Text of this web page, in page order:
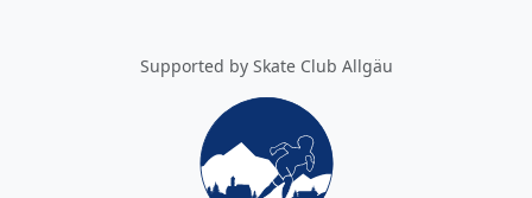
Supported by Skate Club Allgäu